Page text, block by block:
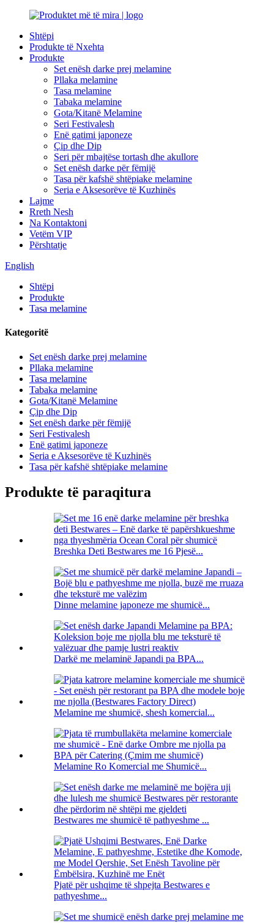
Shtëpi
Produkte të Nxehta
Produkte
Set enësh darke prej melamine
Pllaka melamine
Tasa melamine
Tabaka melamine
Gota/Kitanë Melamine
Seri Festivalesh
Enë gatimi japoneze
Çip dhe Dip
Seri për mbajtëse tortash dhe akullore
Set enësh darke për fëmijë
Tasa për kafshë shtëpiake melamine
Seria e Aksesorëve të Kuzhinës
Lajme
Rreth Nesh
Na Kontaktoni
Vetëm VIP
Përshtatje
English
Shtëpi
Produkte
Tasa melamine
Kategoritë
Set enësh darke prej melamine
Pllaka melamine
Tasa melamine
Tabaka melamine
Gota/Kitanë Melamine
Çip dhe Dip
Set enësh darke për fëmijë
Seri Festivalesh
Enë gatimi japoneze
Seria e Aksesorëve të Kuzhinës
Tasa për kafshë shtëpiake melamine
Produkte të paraqitura
Breshka Deti Bestwares me 16 Pjesë...
Dinne melamine japoneze me shumicë...
Darkë me melaminë Japandi pa BPA...
Melamine me shumicë, shesh komercial...
Melamine Ro Komercial me Shumicë...
Bestwares me shumicë të pathyeshme ...
Pjatë për ushqime të shpejta Bestwares e
pathyeshme...